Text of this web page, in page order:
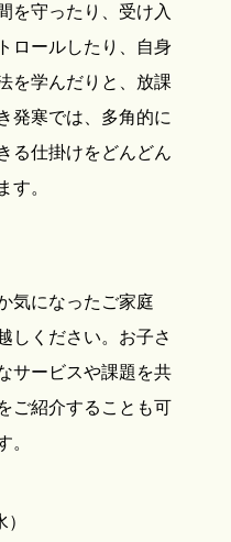
を守ったり、受け入
ロールしたり、自身
を学んだりと、放課
発寒では、多角的に
る仕掛けをどんどん
す。
気になったご家庭
しください。お子さ
サービスや課題を共
ご紹介することも可
。